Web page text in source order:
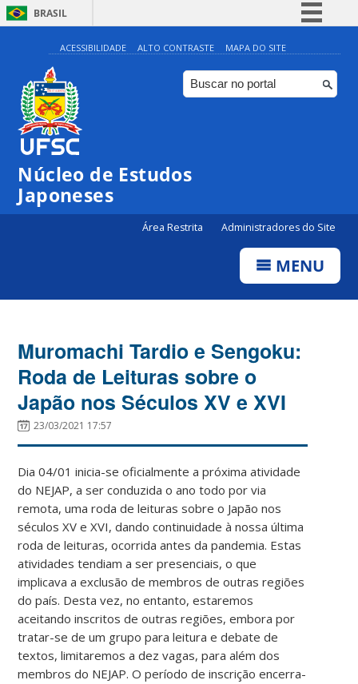
BRASIL
Simplifique!
Comunica BR
Participe
ACESSIBILIDADE ALTO CONTRASTE MAPA DO SITE
Núcleo de Estudos
Japoneses
Área Restrita Administradores do Site
MENU
Muromachi Tardio e Sengoku:
Roda de Leituras sobre o
Japão nos Séculos XV e XVI
23/03/2021 17:57
Dia 04/01 inicia-se oficialmente a próxima atividade
do NEJAP, a ser conduzida o ano todo por via
remota, uma roda de leituras sobre o Japão nos
séculos XV e XVI, dando continuidade à nossa última
roda de leituras, ocorrida antes da pandemia. Estas
atividades tendiam a ser presenciais, o que
implicava a exclusão de membros de outras regiões
do país. Desta vez, no entanto, estaremos
aceitando inscritos de outras regiões, embora por
tratar-se de um grupo para leitura e debate de
textos, limitaremos a dez vagas, para além dos
membros do NEJAP. O período de inscrição encerra-